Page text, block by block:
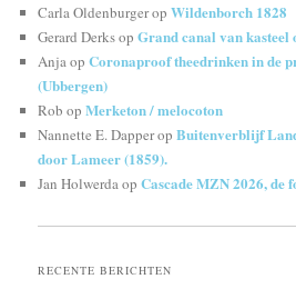
Carla OldenburgeropWildenborch 1828
Gerard DerksopGrand canal van
AnjaopCoronaproof theedrinken in de
(Ubbergen)
Rob opMerketon / melocoton
Nannette E. DapperopBuitenverblijf
door Lameer (1859).
Jan HolwerdaopCascade MZN 2026, de
RECENTE BERICHTEN